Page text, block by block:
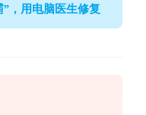
，用电脑医生修复